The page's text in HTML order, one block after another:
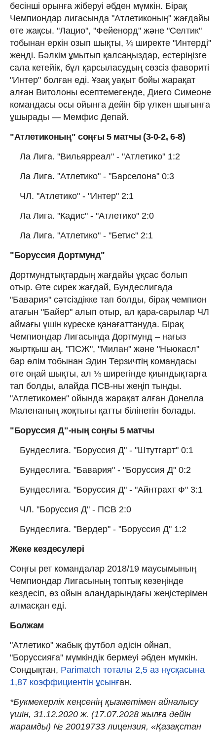
бесінші орынға жіберуі әбден мүмкін. Бірақ
Чемпиондар лигасында "Атлетиконың" жағдайы
өте жақсы. "Лацио", "Фейенорд" және "Селтик"
тобынан еркін озып шықты, ⅛ ширекте "Интерді"
жеңді. Бәлкім ұмытып қалсаңыздар, естеріңізге
сала кетейік, бұл қарсыласудың сөзсіз фавориті
"Интер" болған еді. Ұзақ уақыт бойы жарақат
алған Витолоны есептемегенде, Диего Симеоне
командасы осы ойынға дейін бір үлкен шығынға
ұшырады — Мемфис Депай.
"Атлетиконың" соңғы 5 матчы (3-0-2, 6-8)
Ла Лига. "Вильярреал" - "Атлетико" 1:2
Ла Лига. "Атлетико" - "Барселона" 0:3
ЧЛ. "Атлетико" - "Интер" 2:1
Ла Лига. "Кадис" - "Атлетико" 2:0
Ла Лига. "Атлетико" - "Бетис" 2:1
"Боруссия Дортмунд"
Дортмундтықтардың жағдайы ұқсас болып
отыр. Өте сирек жағдай, Бундеслигада
"Бавария" сәтсіздікке тап болды, бірақ чемпион
атағын "Байер" алып отыр, ал қара-сарылар ЧЛ
аймағы үшін күреске қанағаттануда. Бірақ
Чемпиондар Лигасында Дортмунд – нағыз
жыртқыш аң. "ПСЖ", "Милан" және "Ньюкасл"
бар өлім тобынан Эдин Терзичтің командасы
өте оңай шықты, ал ⅛ ширегінде қиындықтарға
тап болды, алайда ПСВ-ны жеңіп тынды.
"Атлетикомен" ойында жарақат алған Донелла
Маленаның жоқтығы қатты білінетін болады.
"Боруссия Д"-ның соңғы 5 матчы
Бундеслига. "Боруссия Д" - "Штутгарт" 0:1
Бундеслига. "Бавария" - "Боруссия Д" 0:2
Бундеслига. "Боруссия Д" - "Айнтрахт Ф" 3:1
ЧЛ. "Боруссия Д" - ПСВ 2:0
Бундеслига. "Вердер" - "Боруссия Д" 1:2
Жеке кездесулері
Соңғы рет командалар 2018/19 маусымының
Чемпиондар Лигасының топтық кезеңінде
кездесіп, өз ойын алаңдарындағы жеңістерімен
алмасқан еді.
Болжам
"Атлетико" жабық футбол әдісін ойнап,
"Боруссияға" мүмкіндік бермеуі әбден мүмкін.
Сондықтан, Parimatch тоталы 2,5 аз нұсқасына
1,87 коэффициентін ұсынған.
*Букмекерлік кеңсенің қызметімен айналысу
үшін, 31.12.2020 ж. (17.07.2028 жылға дейін
жарамды) № 20019733 лицензия, «Қазақстан